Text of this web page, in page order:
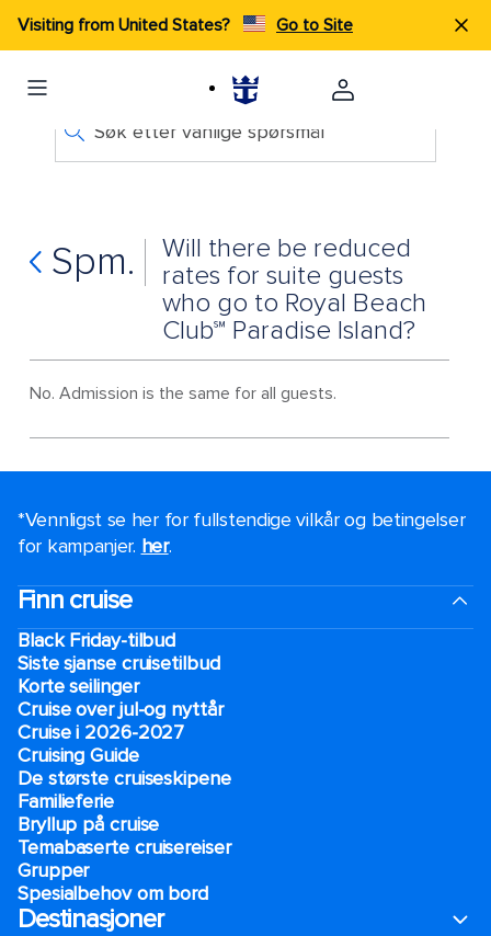
Visiting from United States? Go to Site
Søk etter vanlige spørsmål
Spm.
Will there be reduced
rates for suite guests
who go to Royal Beach
Club℠ Paradise Island?
No. Admission is the same for all guests.
*Vennligst se her for fullstendige vilkår og betingelser
for kampanjer. her.
Finn cruise
Black Friday-tilbud
Siste sjanse cruisetilbud
Korte seilinger
Cruise over jul-og nyttår
Cruise i 2026-2027
Cruising Guide
De største cruiseskipene
Familieferie
Bryllup på cruise
Temabaserte cruisereiser
Grupper
Spesialbehov om bord
Destinasjoner